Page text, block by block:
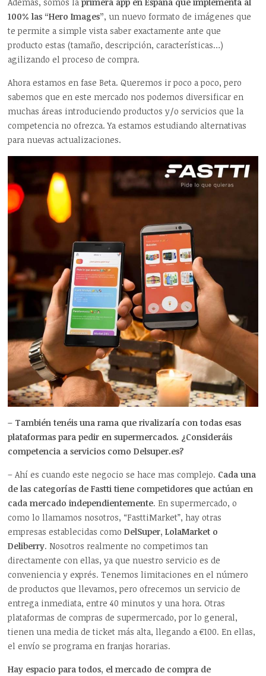
100% las “Hero Images”, un nuevo formato de imágenes que
te permite a simple vista saber exactamente ante que
producto estas (tamaño, descripción, características…)
agilizando el proceso de compra.
Ahora estamos en fase Beta. Queremos ir poco a poco, pero
sabemos que en este mercado nos podemos diversificar en
muchas áreas introduciendo productos y/o servicios que la
competencia no ofrezca. Ya estamos estudiando alternativas
para nuevas actualizaciones.
– También tenéis una rama que rivalizaría con todas esas
plataformas para pedir en supermercados. ¿Consideráis
competencia a servicios como Delsuper.es?
– Ahí es cuando este negocio se hace mas complejo. Cada una
de las categorías de Fastti tiene competidores que actúan en
cada mercado independientemente. En supermercado, o
como lo llamamos nosotros, “FasttiMarket”, hay otras
empresas establecidas comoDelSuper, LolaMarket o
Deliberry. Nosotros realmente no competimos tan
directamente con ellas, ya que nuestro servicio es de
conveniencia y exprés. Tenemos limitaciones en el número
de productos que llevamos, pero ofrecemos un servicio de
entrega inmediata, entre 40 minutos y una hora. Otras
plataformas de compras de supermercado, por lo general,
tienen una media de ticket más alta, llegando a €100. En ellas,
el envío se programa en franjas horarias.
Hay espacio para todos, el mercado de compra de